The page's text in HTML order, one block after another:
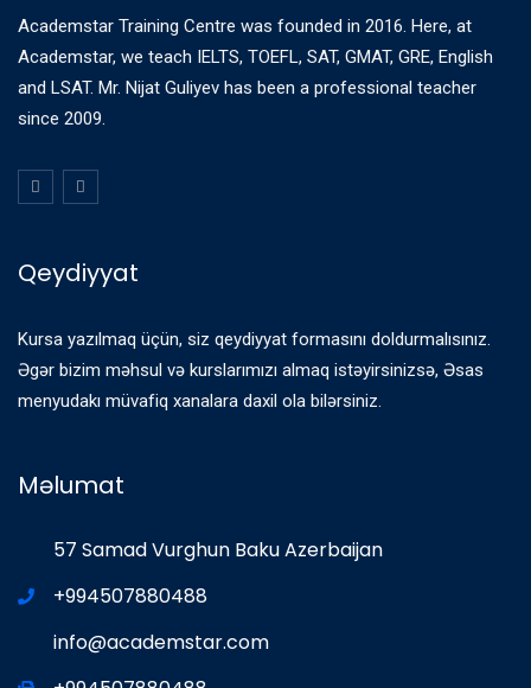
Academstar Training Centre was founded in 2016. Here, at
Academstar, we teach IELTS, TOEFL, SAT, GMAT, GRE, English
and LSAT. Mr. Nijat Guliyev has been a professional teacher
since 2009.
Qeydiyyat
Kursa yazılmaq üçün, siz qeydiyyat formasını doldurmalısınız.
Əgər bizim məhsul və kurslarımızı almaq istəyirsinizsə, Əsas
menyudakı müvafiq xanalara daxil ola bilərsiniz.
Məlumat
57 Samad Vurghun Baku Azerbaijan
+994507880488
info@academstar.com